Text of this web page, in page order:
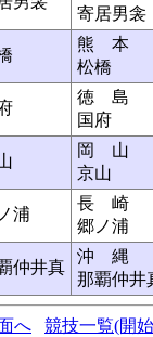
寄居男衾
熊 本
松橋
徳 島
国府
岡 山
京山
浦
長 崎
郷ノ浦
仲井真
沖 縄
那覇仲井
へ 競技一覧(開